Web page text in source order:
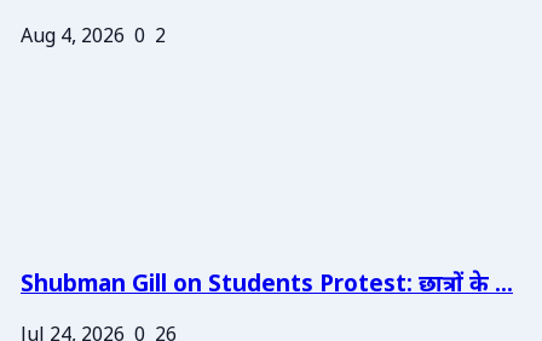
Aug 4, 2026 0 2
Shubman Gill on Students Protest: छात्रों के ...